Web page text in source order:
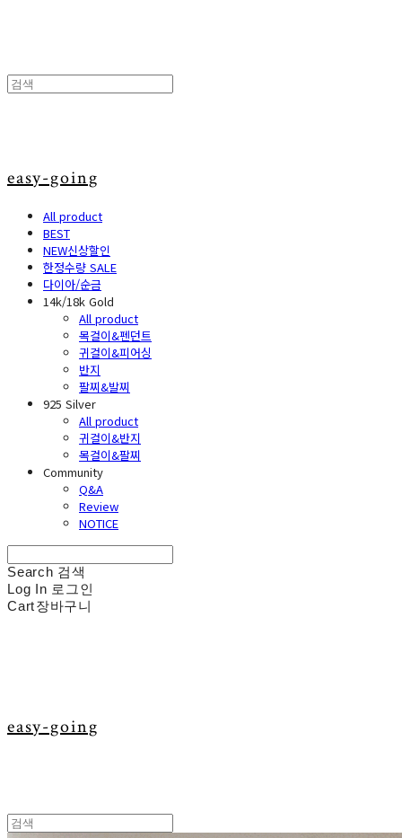
easy-going
All product
BEST
NEW신상할인
한정수량 SALE
다이아/순금
14k/18k Gold
All product
목걸이&펜던트
귀걸이&피어싱
반지
팔찌&발찌
925 Silver
All product
귀걸이&반지
목걸이&팔찌
Community
Q&A
Review
NOTICE
Search 검색
Log In 로그인
Cart장바구니
easy-going